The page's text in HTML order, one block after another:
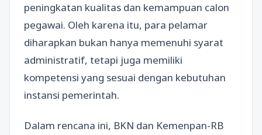
peningkatan kualitas dan kemampuan calon
pegawai. Oleh karena itu, para pelamar
diharapkan bukan hanya memenuhi syarat
administratif, tetapi juga memiliki
kompetensi yang sesuai dengan kebutuhan
instansi pemerintah.
Dalam rencana ini, BKN dan Kemenpan-RB